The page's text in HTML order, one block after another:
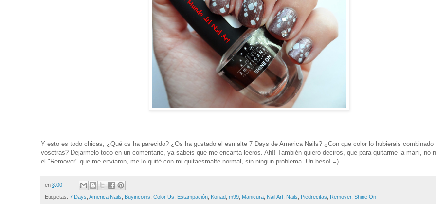
Y esto es todo chicas, ¿Qué os ha parecido? ¿Os ha gustado el esmalte 7 Days de America Nails? ¿Con que color lo hubierais combinado
vosotras? Dejarmelo todo en un comentario, ya sabeis que me encanta leeros. Ah!! También quiero deciros, que para quitarme la mani, no
el "Remover" que me enviaron, me lo quité con mi quitaesmalte normal, sin ningun problema. Un beso! =)
en 8:00
Etiquetas: 7 Days America Nails Buyincoins Color Us Estampación Konad m99 Manicura Nail Art Nails Piedrecitas Remover, Shine On